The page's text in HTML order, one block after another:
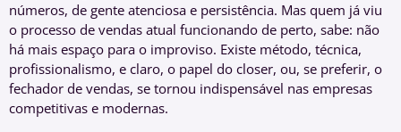
números, de gente atenciosa e persistência. Mas quem já viu
o processo de vendas atual funcionando de perto, sabe: não
há mais espaço para o improviso. Existe método, técnica,
profissionalismo, e claro, o papel do closer, ou, se preferir, o
fechador de vendas, se tornou indispensável nas empresas
competitivas e modernas.